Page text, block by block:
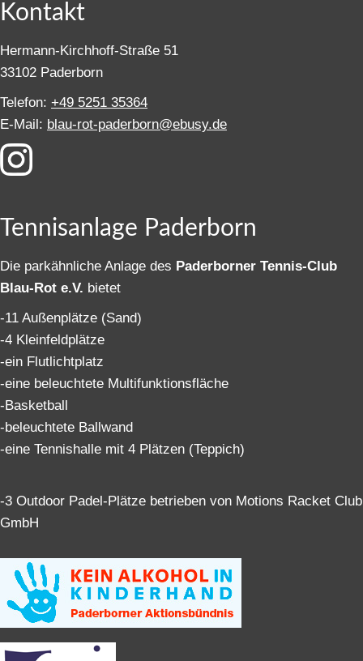
Kontakt
Hermann-Kirchhoff-Straße 51
33102 Paderborn
Telefon: +49 5251 35364
E-Mail: blau-rot-paderborn@ebusy.de
Tennisanlage Paderborn
Die parkähnliche Anlage des Paderborner Tennis-Club
Blau-Rot e.V. bietet
-11 Außenplätze (Sand)
-4 Kleinfeldplätze
-ein Flutlichtplatz
-eine beleuchtete Multifunktionsfläche
-Basketball
-beleuchtete Ballwand
-eine Tennishalle mit 4 Plätzen (Teppich)
-3 Outdoor Padel-Plätze betrieben von Motions Racket Club
GmbH